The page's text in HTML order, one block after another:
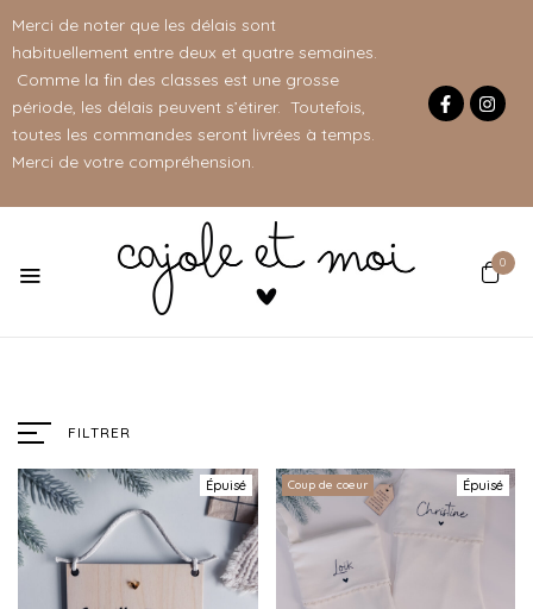
Merci de noter que les délais sont
habituellement entre deux et quatre semaines.
Comme la fin des classes est une grosse
période, les délais peuvent s’étirer. Toutefois,
toutes les commandes seront livrées à temps.
Merci de votre compréhension.
0
FILTRER
Épuisé Coup de coeur Épuisé